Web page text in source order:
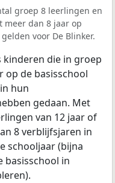
groep 8 leerlingen en
dan 8 jaar op
voor De Blinker.
die in groep
op de basisschool
hun
gedaan. Met
van 12 jaar of
8 verblijfsjaren in
schooljaar (bijna
basisschool in